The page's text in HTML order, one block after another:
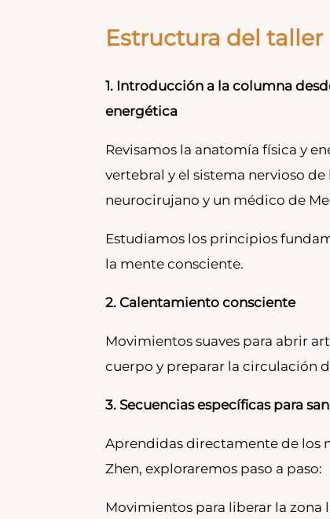
Estructura del taller
1. Introducción a la columna
energética
Revisamos la anatomía física y
vertebral y el sistema nervioso de
neurocirujano y un médico de
Estudiamos los principios
la mente consciente.
2. Calentamiento consciente
Movimientos suaves para abrir
cuerpo y preparar la circulación
3. Secuencias específicas para
Aprendidas directamente de los
Zhen, exploraremos paso a paso:
Movimientos para liberar la zona